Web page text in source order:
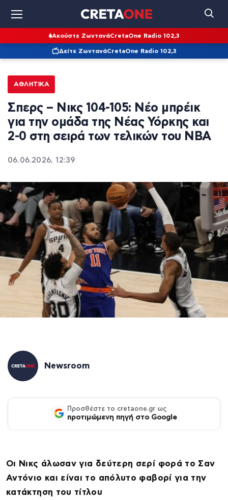
Ακούστε ΖωντανάCretaOne Radio 102,3
Δείτε ΖωντανάCretaOne Radio 102,3
ΑΘΛΗΤΙΚΆ
Σπερς – Νικς 104-105: Νέο μπρέικ
για την ομάδα της Νέας Υόρκης και
2-0 στη σειρά των τελικών του NBA
06.06.2026, 12:39
Newsroom
Προσθέστε το cretaone.gr ως
προτιμώμενη πηγή στο Google
Οι Νικς άλωσαν για δεύτερη σερί φορά το Σαν
Αντόνιο και είναι το απόλυτο φαβορί για την
κατάκτηση του τίτλου